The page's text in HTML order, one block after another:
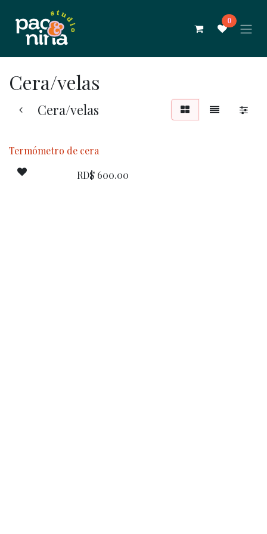
0
Cera/velas
Cera/velas
Termómetro de cera
RD$ 600.00